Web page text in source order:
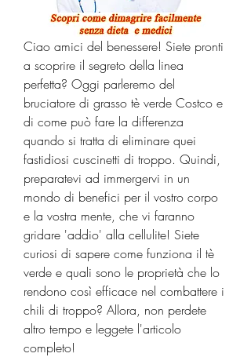
Ciao amici del benessere! Siete pronti
a scoprire il segreto della linea
perfetta? Oggi parleremo del
bruciatore di grasso tè verde Costco e
di come può fare la differenza
quando si tratta di eliminare quei
fastidiosi cuscinetti di troppo. Quindi,
preparatevi ad immergervi in un
mondo di benefici per il vostro corpo
e la vostra mente, che vi faranno
gridare 'addio' alla cellulite! Siete
curiosi di sapere come funziona il tè
verde e quali sono le proprietà che lo
rendono così efficace nel combattere i
chili di troppo? Allora, non perdete
altro tempo e leggete l'articolo
completo!